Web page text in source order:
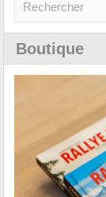
Boutique